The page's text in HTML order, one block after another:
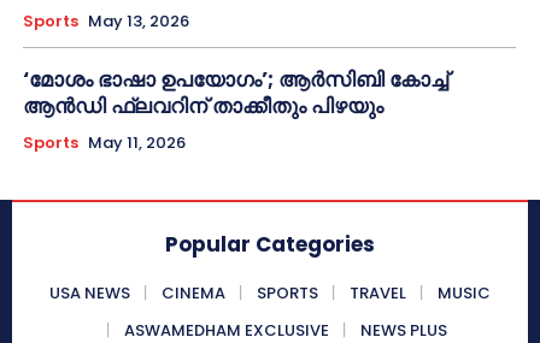
Sports May 13, 2026
‘മോശം ഭാഷാ ഉപയോഗം’; ആർസിബി കോച്ച്
ആൻഡി ഫ്ലവറിന് താക്കീതും പിഴയും
Sports May 11, 2026
Popular Categories
USA NEWS CINEMA SPORTS TRAVEL
MUSIC
ASWAMEDHAM EXCLUSIVE
NEWS PLUS